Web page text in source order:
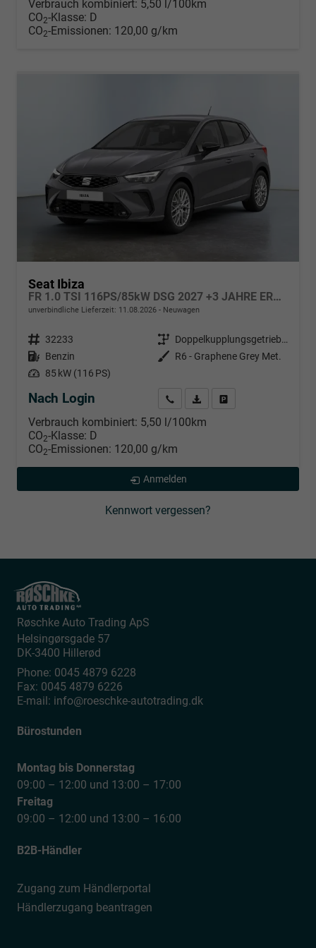
Verbrauch kombiniert: 5,50 l/100km
CO2-Klasse: D
CO2-Emissionen: 120,00 g/km
Seat Ibiza
FR 1.0 TSI 116PS/85kW DSG 2027 +3 JAHRE ERW. GARANTIE+18" ALU PERFORMANCE+KESSY+FULL LED+SAFE& DRIVING XL+ANHÄNGER VORBEREITUNG+10,25" DIGITAL COCKPIT+
unverbindliche Lieferzeit: 11.08.2026 Neuwagen
Fahrzeugnr. 32233 Getriebe
Doppelkupplungsgetriebe (DSG)
Kraftstoff Benzin Außenfarbe
R6 - Graphene Grey Met.
Leistung 85 kW (116 PS)
Nach Login Wir rufen Sie anPDF-Datei, Fahrzeugexposé
Verbrauch kombiniert: 5,50 l/100km
CO2-Klasse: D
CO2-Emissionen: 120,00 g/km
Anmelden
Kennwort vergessen?
Røschke Auto Trading ApS
Helsingørsgade 57
DK-3400 Hillerød
Phone: 0045 4879 6228
Fax: 0045 4879 6226
E-mail: info@roeschke-autotrading.dk
Bürostunden
Montag bis Donnerstag
09:00 – 12:00 und 13:00 – 17:00
Freitag
09:00 – 12:00 und 13:00 – 16:00
B2B-Händler
Zugang zum Händlerportal
Händlerzugang beantragen